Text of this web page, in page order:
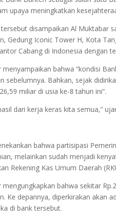
upaya meningkatkan
disampaikan Al Muktabar
Gedung Iconic Tower H, Kota
Cabang di Indonesia dengan
menyampaikan bahwa “kondisi
sebelumnya. Bahkan, sejak
miliar di usia ke-8 tahun ini“.
dari kerja keras kita semua,”
bahwa partisipasi
melainkan sudah menjadi
Rekening Kas Umum Daerah
mengungkapkan bahwa sekitar
Ke depannya, diperkirakan akan
di bank tersebut.